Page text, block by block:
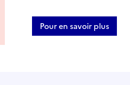
Pour en savoir plus